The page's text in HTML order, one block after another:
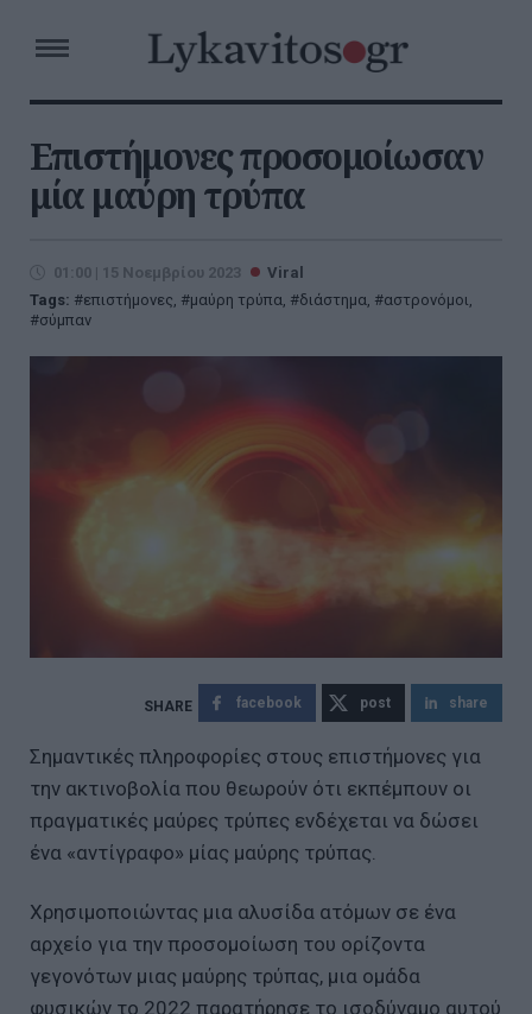
Επιστήμονες προσομοίωσαν
μία μαύρη τρύπα
01:00 | 15 Νοεμβρίου 2023
Viral
Tags:
επιστήμονες, μαύρη τρύπα, διάστημα, αστρονόμοι,
σύμπαν
facebook post share
Σημαντικές πληροφορίες στους επιστήμονες για
την ακτινοβολία που θεωρούν ότι εκπέμπουν οι
πραγματικές μαύρες τρύπες ενδέχεται να δώσει
ένα «αντίγραφο» μίας μαύρης τρύπας.
Χρησιμοποιώντας μια αλυσίδα ατόμων σε ένα
αρχείο για την προσομοίωση του ορίζοντα
γεγονότων μιας μαύρης τρύπας, μια ομάδα
φυσικών το 2022 παρατήρησε το ισοδύναμο αυτού